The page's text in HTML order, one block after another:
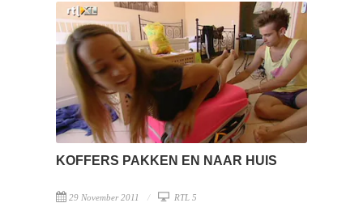
KOFFERS PAKKEN EN NAAR HUIS
29 November 2011 RTL 5